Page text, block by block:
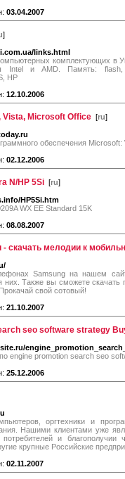
03.04.2007
]
links.html
комплектующих в
Intel и AMD. Память:
HP
12.10.2006
Vista, Microsoft Office [ru]
обеспечения
02.12.2006
N/HP 5Si [ru]
HP5Si.htm
WX EE Standard 15K
08.08.2007
- скачать мелодии к
Samsung на нашем
них. Также вы сможете
свой сотовый!
21.10.2007
seo software strategy
engine promotion search seo
25.12.2006
оргтехники и
Нашими клиентами уже
и благополучии
крупные Российские
02.11.2007